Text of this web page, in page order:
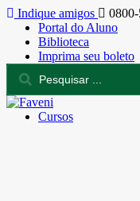
Indique amigos
Portal do Aluno
Biblioteca
Imprima seu boleto
Cursos